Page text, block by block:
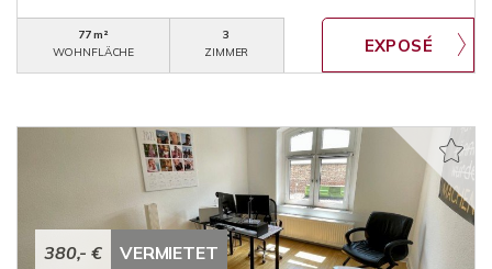
77 m²
WOHNFLÄCHE
3
ZIMMER
380,- € VERMIETET